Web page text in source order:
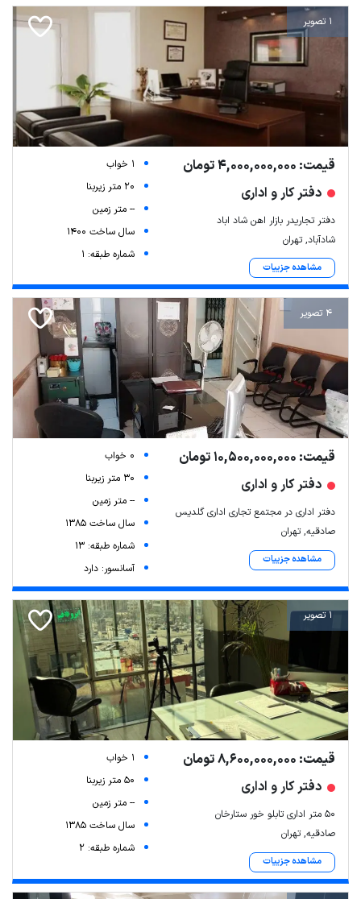
Leaflet | Map data ©ariamarz.com
1 تصویر
قیمت: 4,000,000,000 تومان
دفتر کار و اداری
دفتر تجاریدر بازار اهن شاد اباد
شادآباد, تهران
مشاهده جزییات
1 خواب
20 متر زیربنا
-- متر زمین
سال ساخت 1400
شماره طبقه: 1
4 تصویر
قیمت: 10,500,000,000 تومان
دفتر کار و اداری
دفتر اداری در مجتمع تجاری اداری گلدیس
صادقیه, تهران
مشاهده جزییات
0 خواب
30 متر زیربنا
-- متر زمین
سال ساخت 1385
شماره طبقه: 13
آسانسور: دارد
1 تصویر
قیمت: 8,600,000,000 تومان
دفتر کار و اداری
50 متر اداری تابلو خور ستارخان
صادقیه, تهران
مشاهده جزییات
1 خواب
50 متر زیربنا
-- متر زمین
سال ساخت 1385
شماره طبقه: 2